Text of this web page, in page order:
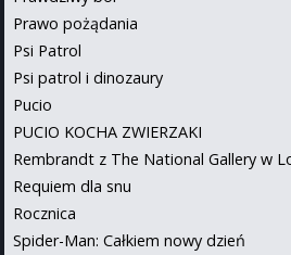
Prawo pożądania
Psi Patrol
Psi patrol i dinozaury
Pucio
PUCIO KOCHA ZWIERZAKI
Rembrandt z The National Gallery w
Requiem dla snu
Rocznica
Spider-Man: Całkiem nowy dzień